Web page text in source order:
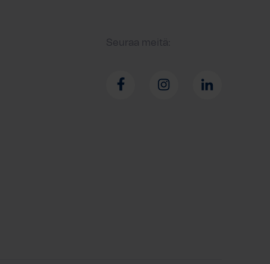
Seuraa meitä: